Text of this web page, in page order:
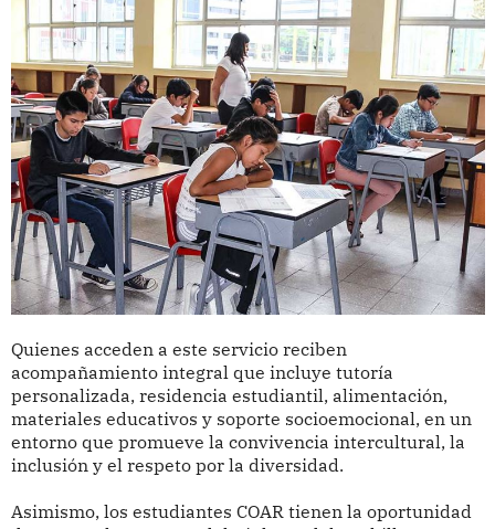
Quienes acceden a este servicio reciben
acompañamiento integral que incluye tutoría
personalizada, residencia estudiantil, alimentación,
materiales educativos y soporte socioemocional, en un
entorno que promueve la convivencia intercultural, la
inclusión y el respeto por la diversidad.
Asimismo, los estudiantes COAR tienen la oportunidad